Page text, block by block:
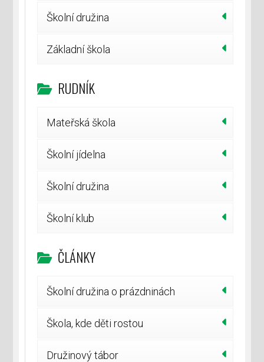
Školní družina
Základní škola
RUDNÍK
Mateřská škola
Školní jídelna
Školní družina
Školní klub
ČLÁNKY
Školní družina o prázdninách
Škola, kde děti rostou
Družinový tábor